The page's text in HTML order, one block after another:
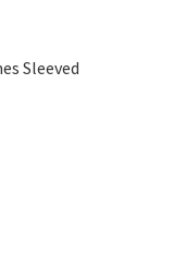
Sleeved